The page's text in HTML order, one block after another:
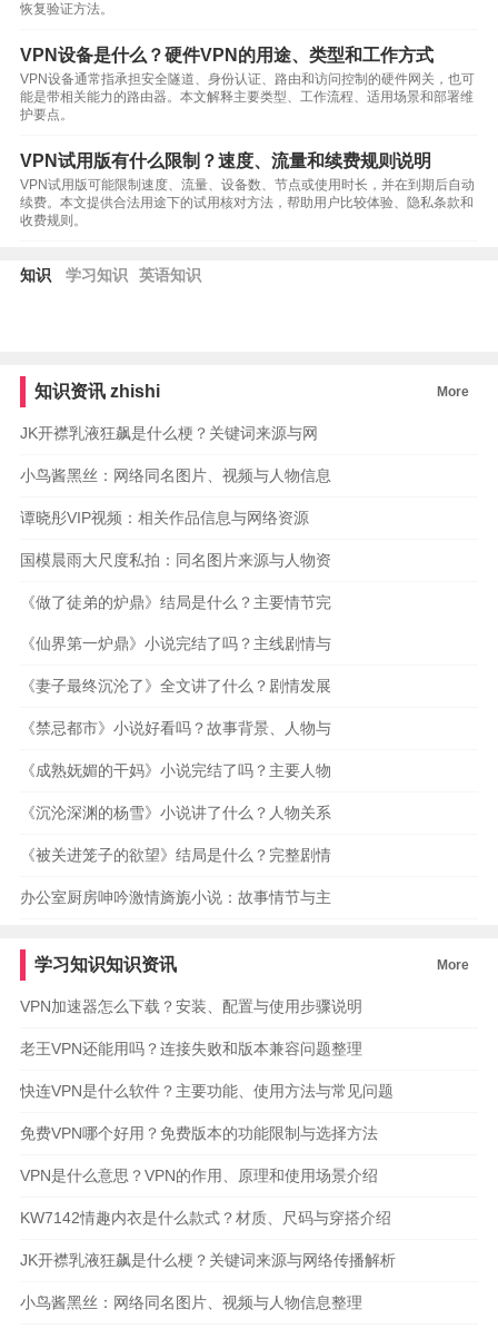
恢复验证方法。
VPN设备是什么？硬件VPN的用途、类型和工作方式
VPN设备通常指承担安全隧道、身份认证、路由和访问控制的硬件网关，也可
能是带相关能力的路由器。本文解释主要类型、工作流程、适用场景和部署维
护要点。
VPN试用版有什么限制？速度、流量和续费规则说明
VPN试用版可能限制速度、流量、设备数、节点或使用时长，并在到期后自动
续费。本文提供合法用途下的试用核对方法，帮助用户比较体验、隐私条款和
收费规则。
知识 学习知识 英语知识
知识资讯 zhishi More
JK开襟乳液狂飙是什么梗？关键词来源与网
小鸟酱黑丝：网络同名图片、视频与人物信息
谭晓彤VIP视频：相关作品信息与网络资源
国模晨雨大尺度私拍：同名图片来源与人物资
《做了徒弟的炉鼎》结局是什么？主要情节完
《仙界第一炉鼎》小说完结了吗？主线剧情与
《妻子最终沉沦了》全文讲了什么？剧情发展
《禁忌都市》小说好看吗？故事背景、人物与
《成熟妩媚的干妈》小说完结了吗？主要人物
《沉沦深渊的杨雪》小说讲了什么？人物关系
《被关进笼子的欲望》结局是什么？完整剧情
办公室厨房呻吟激情旖旎小说：故事情节与主
学习知识知识资讯 More
VPN加速器怎么下载？安装、配置与使用步骤说明
老王VPN还能用吗？连接失败和版本兼容问题整理
快连VPN是什么软件？主要功能、使用方法与常见问题
免费VPN哪个好用？免费版本的功能限制与选择方法
VPN是什么意思？VPN的作用、原理和使用场景介绍
KW7142情趣内衣是什么款式？材质、尺码与穿搭介绍
JK开襟乳液狂飙是什么梗？关键词来源与网络传播解析
小鸟酱黑丝：网络同名图片、视频与人物信息整理